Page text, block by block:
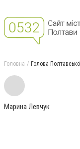
Головна Голова
Марина Левчук